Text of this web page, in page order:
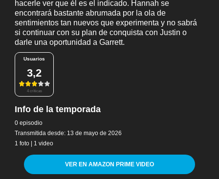
hacerle ver que él es el indicado. Hannah se
encontrará bastante abrumada por la ola de
sentimientos tan nuevos que experimenta y no sabrá
si continuar con su plan de conquista con Justin o
darle una oportunidad a Garrett.
Usuarios
3,2
4 críticas
Info de la temporada
0 episodio
Transmitida desde: 13 de mayo de 2026
1 foto | 1 video
VER EN AMAZON PRIME VIDEO